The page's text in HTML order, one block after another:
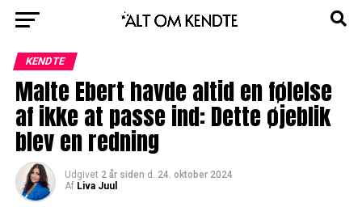
KENDTE
Malte Ebert havde altid en følelse
af ikke at passe ind: Dette øjeblik
blev en redning
Udgivet 2 år siden d. 24. oktober 2024
Af Liva Juul